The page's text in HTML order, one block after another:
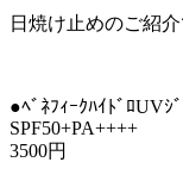
日焼け止めのご紹介
●ﾍﾞﾈﾌｨｰｸﾊｲﾄﾞﾛUVｼ
SPF50+PA++++
3500円